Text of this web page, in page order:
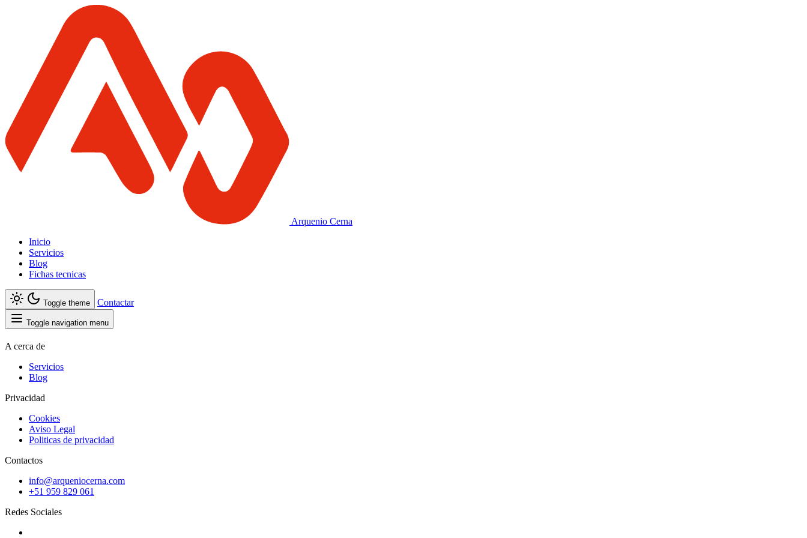
Arquenio Cerna
Inicio
Servicios
Blog
Fichas tecnicas
Toggle theme Contactar
Toggle navigation menu
A cerca de
Servicios
Blog
Privacidad
Cookies
Aviso Legal
Politicas de privacidad
Contactos
info@arqueniocerna.com
+51 959 829 061
Redes Sociales